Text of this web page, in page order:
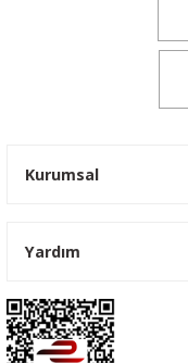
Kurumsal
Yardım